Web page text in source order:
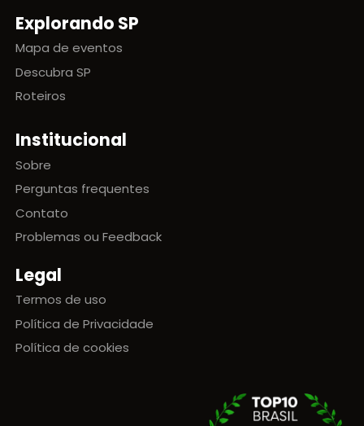
Explorando SP
Mapa de eventos
Descubra SP
Roteiros
Institucional
Sobre
Perguntas frequentes
Contato
Problemas ou Feedback
Legal
Termos de uso
Política de Privacidade
Política de cookies